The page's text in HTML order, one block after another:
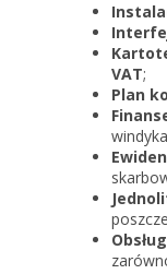
VAT;
Plan